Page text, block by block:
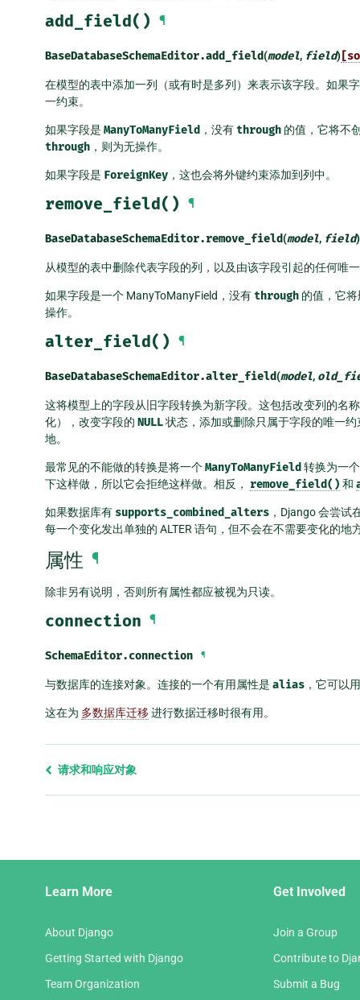
add_field() ¶
BaseDatabaseSchemaEditor.add_field(model, field)
在模型的表中添加一列（或有时是多列）来表示该字段。如果
一约束。
如果字段是 ManyToManyField ，没有through 的值，它将不
through ，则为无操作。
如果字段是 ForeignKey ，这也会将外键约束添加到列中。
remove_field() ¶
BaseDatabaseSchemaEditor.remove_field(model, field)
从模型的表中删除代表字段的列，以及由该字段引起的任何唯
如果字段是一个 ManyToManyField，没有through 的值，它
操作。
alter_field() ¶
BaseDatabaseSchemaEditor.alter_field(model,
这将模型上的字段从旧字段转换为新字段。这包括改变列的名
化），改变字段的 NULL状态，添加或删除只属于字段的唯一
地。
最常见的不能做的转换是将一个ManyToManyField 转换为一
下这样做，所以它会拒绝这样做。相反， remove_field() 和
如果数据库有 supports_combined_alters ，Django 会尝
每一个变化发出单独的 ALTER 语句，但不会在不需要变化的地
属性 ¶
除非另有说明，否则所有属性都应被视为只读。
connection ¶
SchemaEditor.connection ¶
与数据库的连接对象。连接的一个有用属性是 alias ，它可以
这在为 多数据库迁移 进行数据迁移时很有用。
Previous
请求和响应对象
Learn More
About Django
Getting Started with Django
Team Organization
Get Involved
Join a Group
Contribute to
Submit a Bug